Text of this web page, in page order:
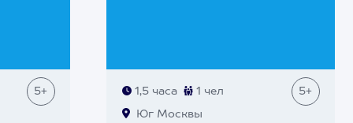
5+ 1,5 часа 1 чел 5+
Юг Москвы